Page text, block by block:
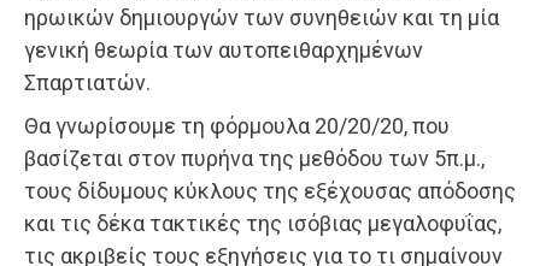
ηρωικών δημιουργών των συνηθειών και τη μία
γενική θεωρία των αυτοπειθαρχημένων
Σπαρτιατών.
Θα γνωρίσουμε τη φόρμουλα 20/20/20, που
βασίζεται στον πυρήνα της μεθόδου των 5π.μ.,
τους δίδυμους κύκλους της εξέχουσας απόδοσης
και τις δέκα τακτικές της ισόβιας μεγαλοφυΐας,
τις ακριβείς τους εξηγήσεις για το τι σημαίνουν